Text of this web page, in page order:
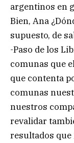
argentinos en
Bien, Ana
supuesto, de
-Paso de los
comunas que
que contenta
comunas
nuestros
revalidar
resultados que